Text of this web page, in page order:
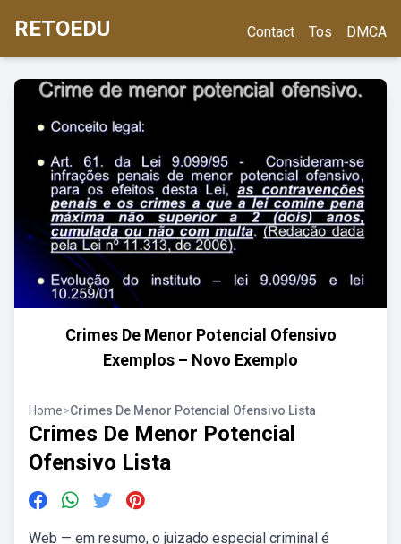
RETOEDU Contact Tos DMCA
Crimes De Menor Potencial Ofensivo
Exemplos – Novo Exemplo
Home>Crimes De Menor Potencial Ofensivo Lista
Crimes De Menor Potencial
Ofensivo Lista
Web — em resumo, o juizado especial criminal é